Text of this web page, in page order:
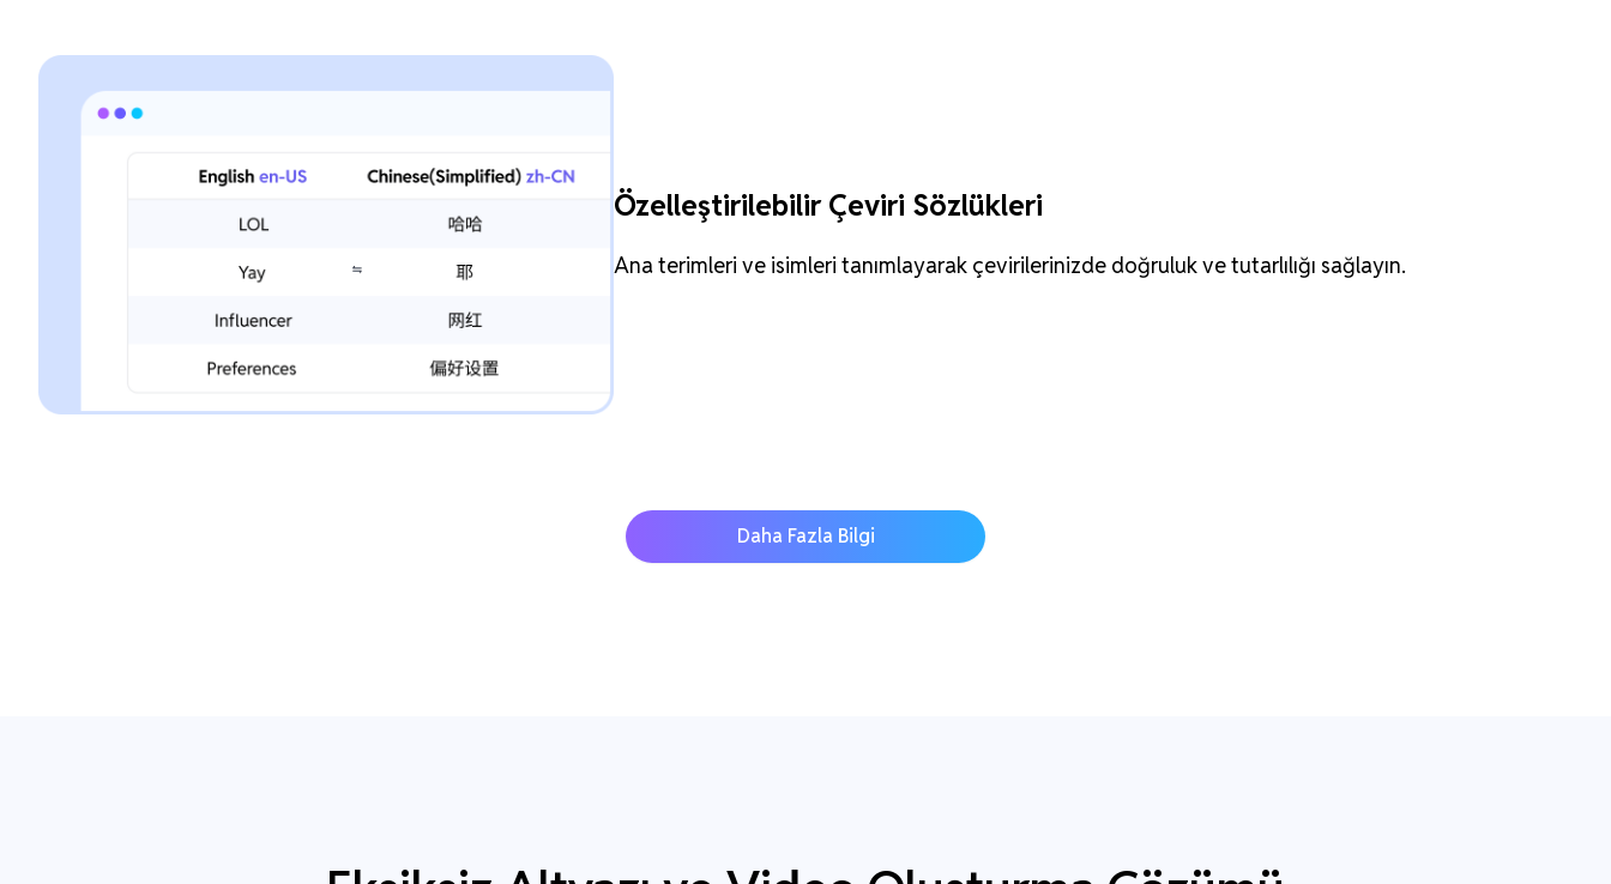
Özelleştirilebilir Çeviri Sözlükleri
Ana terimleri ve isimleri tanımlayarak çevirilerinizde doğruluk ve tutarlılığı sağlayın.
Daha Fazla Bilgi